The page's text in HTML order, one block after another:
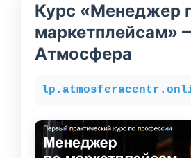
Курс «Менеджер
маркетплейсам»
Атмосфера